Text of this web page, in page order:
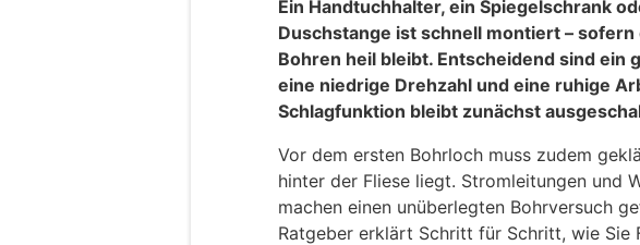
Ein Handtuchhalter, ein Spiegelschrank
Duschstange ist schnell montiert – sofern
Bohren heil bleibt. Entscheidend sind ein
eine niedrige Drehzahl und eine ruhige
Schlagfunktion bleibt zunächst
Vor dem ersten Bohrloch muss zudem
hinter der Fliese liegt. Stromleitungen und
machen einen unüberlegten Bohrversuch
Ratgeber erklärt Schritt für Schritt, wie Sie